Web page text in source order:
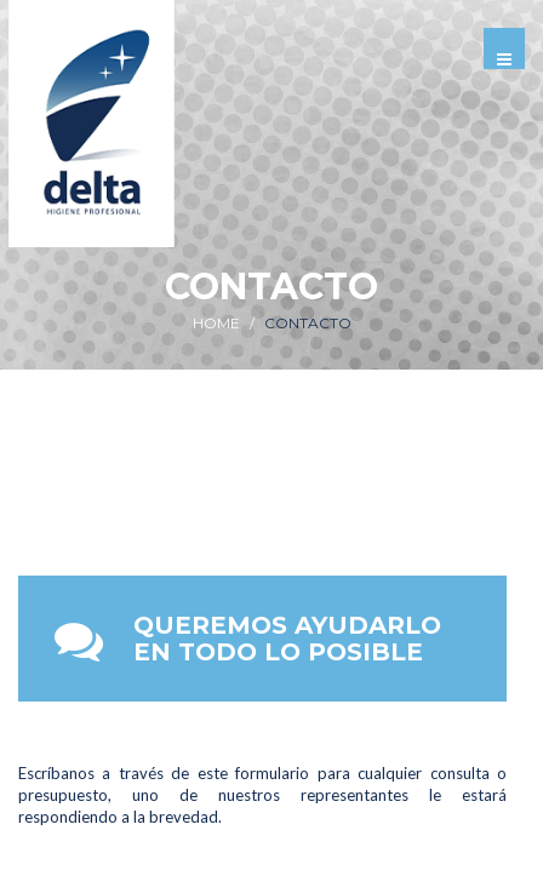
CONTACTO
HOME CONTACTO
QUEREMOS AYUDARLO
EN TODO LO POSIBLE
Escríbanos a través de este formulario para cualquier consulta o
presupuesto, uno de nuestros representantes le estará
respondiendo a la brevedad.